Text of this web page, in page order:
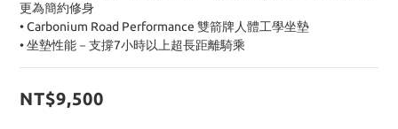
更為簡約修身
• Carbonium Road Performance 雙箭牌人體工學坐墊
• 坐墊性能－支撐7小時以上超長距離騎乘
NT$9,500